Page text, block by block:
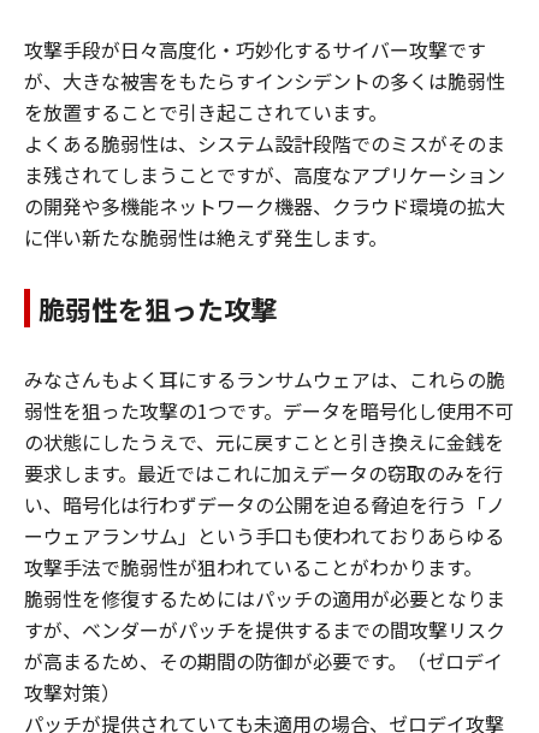
攻撃手段が日々高度化・巧妙化するサイバー攻撃です
が、大きな被害をもたらすインシデントの多くは脆弱性
を放置することで引き起こされています。
よくある脆弱性は、システム設計段階でのミスがそのま
ま残されてしまうことですが、高度なアプリケーション
の開発や多機能ネットワーク機器、クラウド環境の拡大
に伴い新たな脆弱性は絶えず発生します。
脆弱性を狙った攻撃
みなさんもよく耳にするランサムウェアは、これらの脆
弱性を狙った攻撃の1つです。データを暗号化し使用不可
の状態にしたうえで、元に戻すことと引き換えに金銭を
要求します。最近ではこれに加えデータの窃取のみを行
い、暗号化は行わずデータの公開を迫る脅迫を行う「ノ
ーウェアランサム」という手口も使われておりあらゆる
攻撃手法で脆弱性が狙われていることがわかります。
脆弱性を修復するためにはパッチの適用が必要となりま
すが、ベンダーがパッチを提供するまでの間攻撃リスク
が高まるため、その期間の防御が必要です。（ゼロデイ
攻撃対策）
パッチが提供されていても未適用の場合、ゼロデイ攻撃